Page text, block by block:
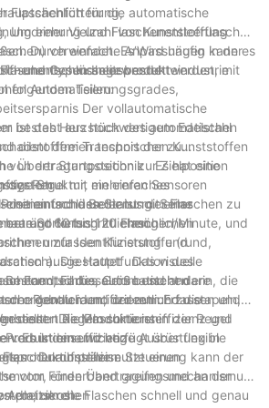
Flaschenfütterung,
Umdrehung und Flaschenentleerung
Durch einfache Anpassungen kann es
angewendet werden, mit
Automatisierungsgrades,
Der vollautomatische
besteht aus hochwertigem Edelstahl
technischen Kunststoffen
Übertragungstechnik Es hat eine
Struktur, ein einfaches
einfache Bedienung. Seine
60 bis 120 Flaschen/Minute, und
umfassen Kunststoffe (rund,
Die Hauptfunktion des
besteht darin, die
ordentlich und ordentlich zu stapeln,
die Produktionseffizienz und
Es ist eine wichtige Ausrüstung in
für die automatische
einer Vielzahl von Kunststoffflaschen
verwendet. Es’Wird häufig in der
und Gesundheitsprodukteindustrie
besteht
folgenden Teilen:
ist das Herzstück des automatischen
dient dem Transport der zu
von der Startposition zur Zielposition
der Regel mit mehreren Sensoren
und den Status der Flaschen zu
Sortierung zu ermöglichen
ist mit einer
und fortschrittlichen
zur Identifizierung und
ausgestattet Das visuelle
Form, Farbe, Größe und andere
genau identifizieren und die
Regeln sortieren.
Bestandteil des automatischen
der Roboterarm, der zum Erfassen und
dient Die Maschine ist in der Regel
verbunden und verfügt über flexible
Durch präzise Steuerung kann der
vom Förderband greifen und an der
platzieren.
Produktionseffizienz
nutzt einen
einen Übertragungsmechanismus
um die Flaschen schnell und genau
Arbeitskosten